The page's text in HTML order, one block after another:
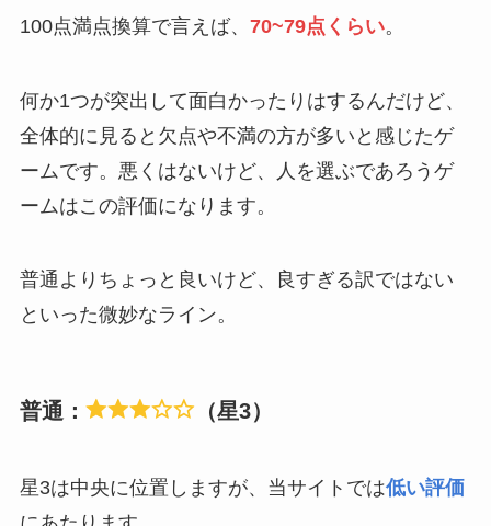
100点満点換算で言えば、 70~79点くらい。
何か1つが突出して面白かったりはするんだけど、
全体的に見ると欠点や不満の方が多いと感じたゲ
ームです。悪くはないけど、人を選ぶであろうゲ
ームはこの評価になります。
普通よりちょっと良いけど、良すぎる訳ではない
といった微妙なライン。
普通： （星3）
星3は中央に位置しますが、当サイトでは低い評価